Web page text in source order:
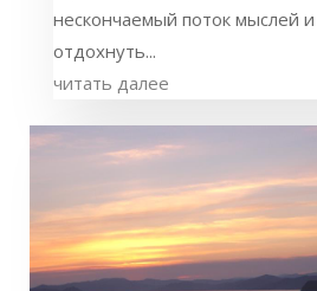
нескончаемый поток мыслей и
отдохнуть...
читать далее